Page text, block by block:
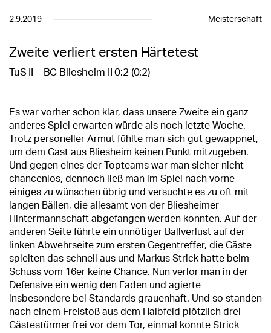
2.9.2019 Meisterschaft
Zweite verliert ersten Härtetest
TuS II – BC Bliesheim II 0:2 (0:2)
Es war vorher schon klar, dass unsere Zweite ein ganz
anderes Spiel erwarten würde als noch letzte Woche.
Trotz personeller Armut fühlte man sich gut gewappnet,
um dem Gast aus Bliesheim keinen Punkt mitzugeben.
Und gegen eines der Topteams war man sicher nicht
chancenlos, dennoch ließ man im Spiel nach vorne
einiges zu wünschen übrig und versuchte es zu oft mit
langen Bällen, die allesamt von der Bliesheimer
Hintermannschaft abgefangen werden konnten. Auf der
anderen Seite führte ein unnötiger Ballverlust auf der
linken Abwehrseite zum ersten Gegentreffer, die Gäste
spielten das schnell aus und Markus Strick hatte beim
Schuss vom 16er keine Chance. Nun verlor man in der
Defensive ein wenig den Faden und agierte
insbesondere bei Standards grauenhaft. Und so standen
nach einem Freistoß aus dem Halbfeld plötzlich drei
Gästestürmer frei vor dem Tor, einmal konnte Strick